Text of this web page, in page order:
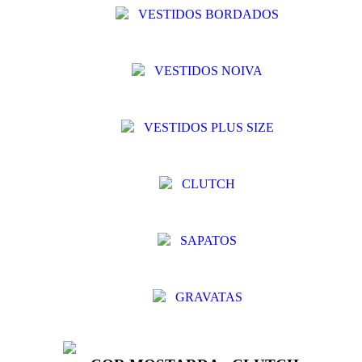
VESTIDOS BORDADOS
VESTIDOS NOIVA
VESTIDOS PLUS SIZE
CLUTCH
SAPATOS
GRAVATAS